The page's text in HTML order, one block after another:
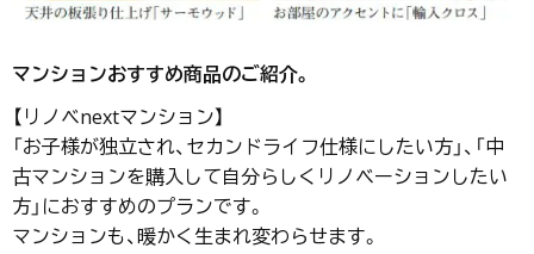
マンションおすすめ商品のご紹介。
【リノベnextマンション】
「お子様が独立され、セカンドライフ仕様にしたい方」、「中
古マンションを購入して自分らしくリノベーションしたい
方」におすすめのプランです。
マンションも、暖かく生まれ変わらせます。